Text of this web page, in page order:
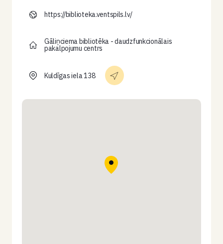
https://biblioteka.ventspils.lv/
Gāliņciema bibliotēka - daudzfunkcionālais
pakalpojumu centrs
Kuldīgas iela 138